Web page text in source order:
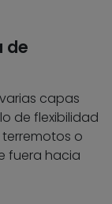
de
capas
de flexibilidad
o
fuera hacia